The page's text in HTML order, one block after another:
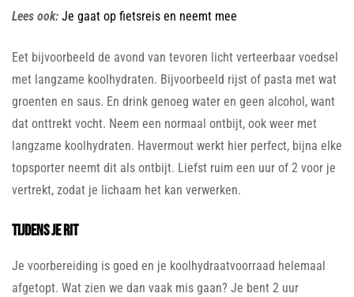
Lees ook: Je gaat op fietsreis en neemt mee
Eet bijvoorbeeld de avond van tevoren licht verteerbaar voedsel
met langzame koolhydraten. Bijvoorbeeld rijst of pasta met wat
groenten en saus. En drink genoeg water en geen alcohol, want
dat onttrekt vocht. Neem een normaal ontbijt, ook weer met
langzame koolhydraten. Havermout werkt hier perfect, bijna elke
topsporter neemt dit als ontbijt. Liefst ruim een uur of 2 voor je
vertrekt, zodat je lichaam het kan verwerken.
Tijdens je rit
Je voorbereiding is goed en je koolhydraatvoorraad helemaal
afgetopt. Wat zien we dan vaak mis gaan? Je bent 2 uur